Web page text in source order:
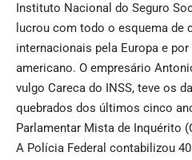
Instituto Nacional do Seguro
lucrou com todo o esquema de
internacionais pela Europa e
americano. O empresário
vulgo Careca do INSS, teve os
quebrados dos últimos cinco
Parlamentar Mista de Inquérito
A Polícia Federal contabilizou